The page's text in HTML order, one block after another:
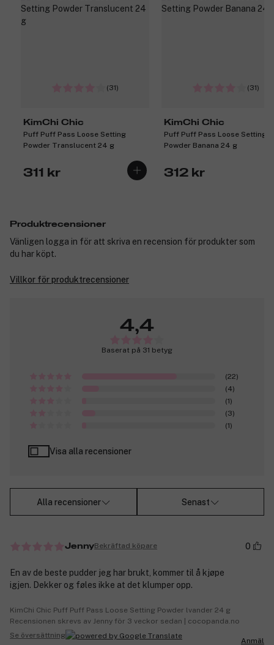
(31)
KimChi Chic
Puff Puff Pass Loose Setting
Powder Translucent 24 g
311 kr
(31)
KimChi Chic
Puff Puff Pass Loose Setting
Powder Banana 24 g
312 kr
Produktrecensioner
Vänligen logga in för att skriva en recension för produkter som
du har köpt.
Villkor för produktrecensioner
4,4
Baserat på 31 betyg
(22)
(4)
(1)
(3)
(1)
Visa alla recensioner
Alla recensioner Senast
JennyBekräftad köpare 0
En av de beste pudder jeg har brukt, kommer til å kjøpe
igjen. Dekker og føles ikke at det klumper opp.
KimChi Chic Puff Puff Pass Loose Setting Powder lvander 24 g
Recensionen skrevs av Jenny för 3 veckor sedan | cocopanda.no
Se översättning
Anmäl